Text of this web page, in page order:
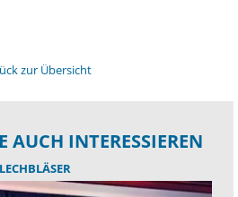
zur Übersicht
AUCH INTERESSIEREN